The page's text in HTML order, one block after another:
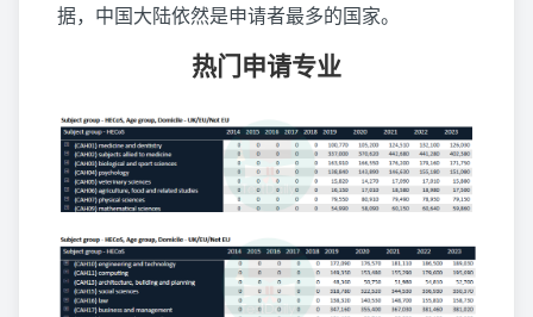
据，中国大陆依然是申请者最多的国家。
热门申请专业